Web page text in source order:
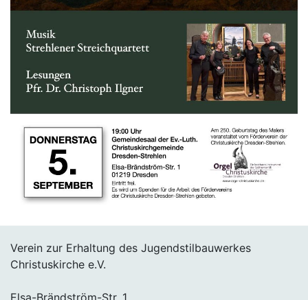
Verein zur Erhaltung des Jugendstilbauwerkes
Christuskirche e.V.